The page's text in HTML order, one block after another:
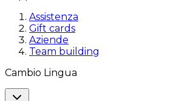
Assistenza
Gift cards
Aziende
Team building
Cambio Lingua